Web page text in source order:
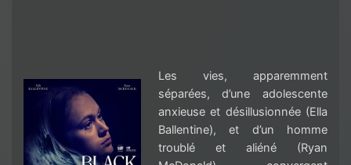
Les vies, apparemment
séparées, d’une adolescente
anxieuse et désillusionnée (Ella
Ballentine), et d’un homme
troublé et aliéné (Ryan